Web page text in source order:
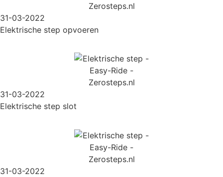
31-03-2022
Elektrische step opvoeren
31-03-2022
Elektrische step slot
31-03-2022